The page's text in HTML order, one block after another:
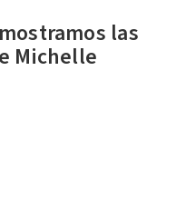
las
Michelle